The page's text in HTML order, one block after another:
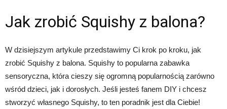
Jak zrobić Squishy z balona?
W dzisiejszym artykule przedstawimy Ci krok po kroku, jak
zrobić Squishy z balona. Squishy to popularna zabawka
sensoryczna, która cieszy się ogromną popularnością zarówno
wśród dzieci, jak i dorosłych. Jeśli jesteś fanem DIY i chcesz
stworzyć własnego Squishy, to ten poradnik jest dla Ciebie!